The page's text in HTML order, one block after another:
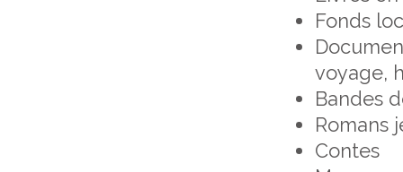
Fonds
voyage,
Bandes
Romans
Contes